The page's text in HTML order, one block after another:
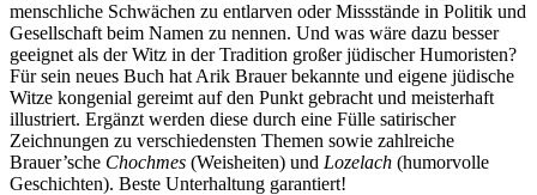
menschliche Schwächen zu entlarven oder Missstände in Politik und
Gesellschaft beim Namen zu nennen. Und was wäre dazu besser
geeignet als der Witz in der Tradition großer jüdischer Humoristen?
Für sein neues Buch hat Arik Brauer bekannte und eigene jüdische
Witze kongenial gereimt auf den Punkt gebracht und meisterhaft
illustriert. Ergänzt werden diese durch eine Fülle satirischer
Zeichnungen zu verschiedensten Themen sowie zahlreiche
Brauer’sche Chochmes (Weisheiten) und Lozelach (humorvolle
Geschichten). Beste Unterhaltung garantiert!